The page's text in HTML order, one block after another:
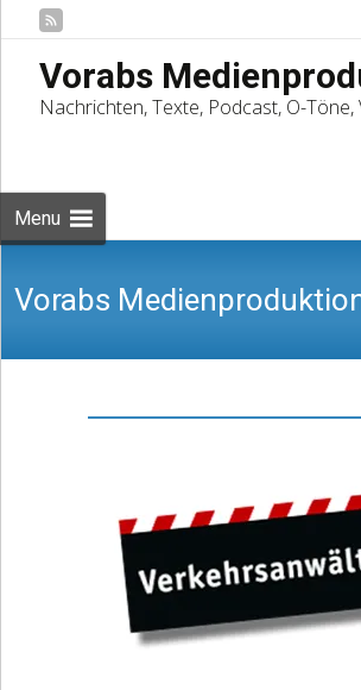
Vorabs
Nachrichten, Texte, Podcast, O-Töne,
Menu
Vorabs
Nachrichten, Texte,